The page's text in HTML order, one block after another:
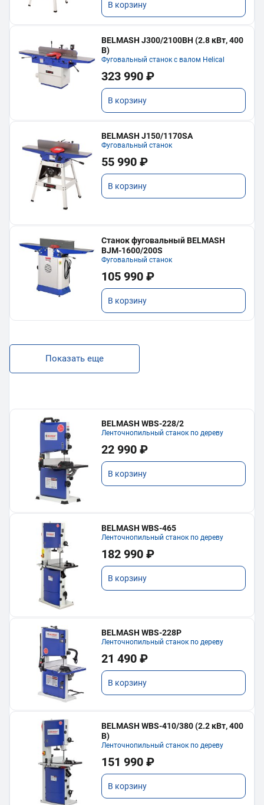
В корзину
BELMASH J300/2100ВH (2.8 кВт, 400
В)
Фуговальный станок с валом Helical
323 990 ₽
В корзину
BELMASH J150/1170SA
Фуговальный станок
55 990 ₽
В корзину
Станок фуговальный BELMASH
BJM-1600/200S
Фуговальный станок
105 990 ₽
В корзину
Показать еще
BELMASH WBS-228/2
Ленточнопильный станок по дереву
22 990 ₽
В корзину
BELMASH WBS-465
Ленточнопильный станок по дереву
182 990 ₽
В корзину
BELMASH WBS-228P
Ленточнопильный станок по дереву
21 490 ₽
В корзину
BELMASH WBS-410/380 (2.2 кВт, 400
В)
Ленточнопильный станок по дереву
151 990 ₽
В корзину